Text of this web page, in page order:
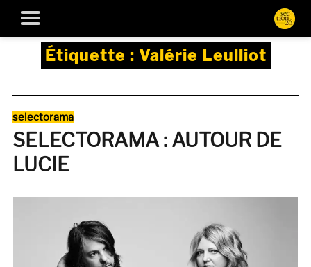
Étiquette : Valérie Leulliot
Catégories
selectorama
SELECTORAMA : AUTOUR DE
LUCIE